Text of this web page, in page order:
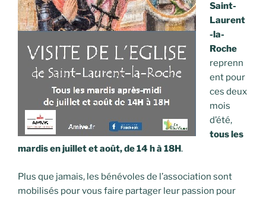
Saint-
Laurent
-la-
Roche
reprenn
ent pour
ces deux
mois
d’été,
tous les
mardis en juillet et août, de 14 h à 18H.
Plus que jamais, les bénévoles de l’association sont
mobilisés pour vous faire partager leur passion pour